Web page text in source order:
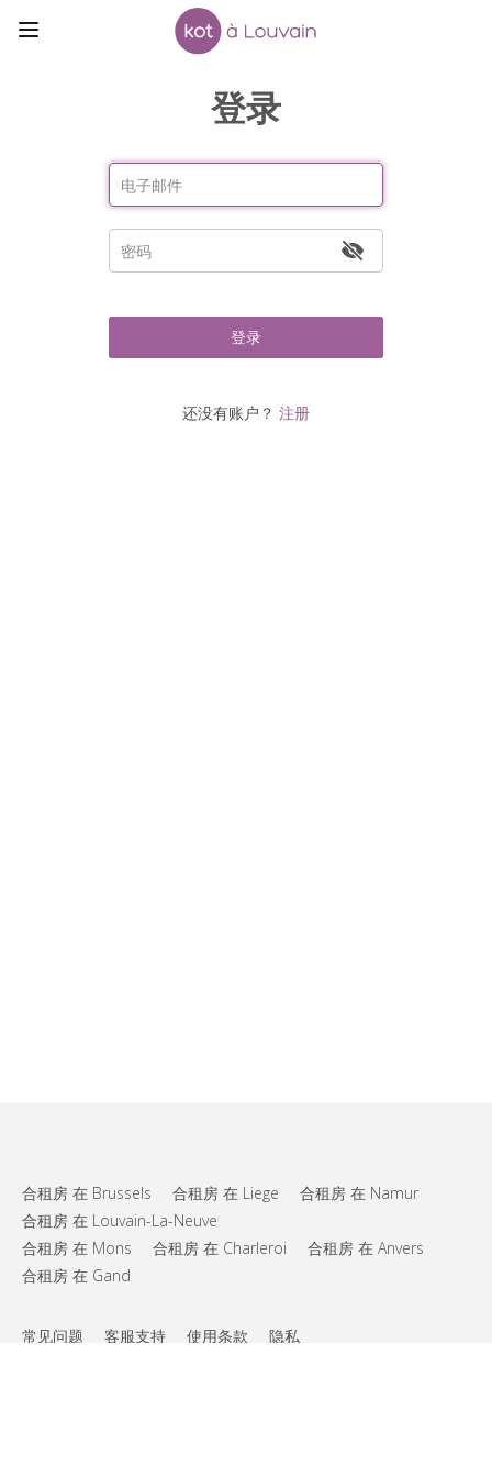
登录
登录
还没有账户？ 注册
合租房 在 Brussels 合租房 在 Liege
合租房 在 Namur
合租房 在 Louvain-La-Neuve
合租房 在 Mons
合租房 在 Charleroi
合租房 在 Anvers
合租房 在 Gand
常见问题 客服支持 使用条款 隐私